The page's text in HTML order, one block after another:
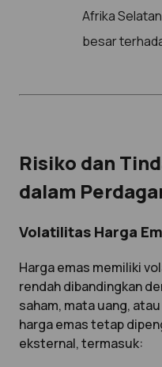
Afrika
besar
Risiko dan
dalam
Volatilitas Harga
Harga emas memiliki
rendah dibandingkan
saham, mata uang,
harga emas tetap
eksternal, termasuk: